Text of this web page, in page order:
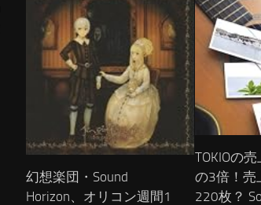
幻想楽団・Sound
Horizon、オリコン週間1
TOKIOの
の3倍！売
220枚？